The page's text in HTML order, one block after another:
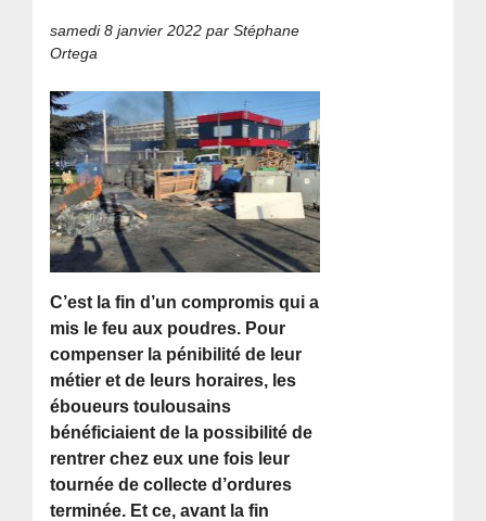
samedi 8 janvier 2022 par Stéphane
Ortega
C’est la fin d’un compromis qui a
mis le feu aux poudres. Pour
compenser la pénibilité de leur
métier et de leurs horaires, les
éboueurs toulousains
bénéficiaient de la possibilité de
rentrer chez eux une fois leur
tournée de collecte d’ordures
terminée. Et ce, avant la fin